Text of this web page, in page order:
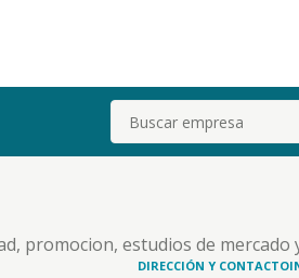
Buscar
promocion, estudios de mercado
los medios de comunicacion
DIRECCIÓN Y CONTACTO